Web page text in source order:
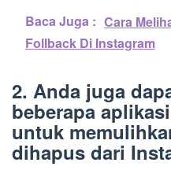
Baca Juga : Cara
Follback Di Instagram
2. Anda juga
beberapa
untuk
dihapus dari